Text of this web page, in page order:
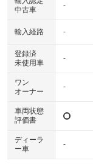
中古車
-
輸入経路 -
登録済
未使用車
-
ワン
オーナー
-
車両状態
評価書
ディーラ
ー車
-